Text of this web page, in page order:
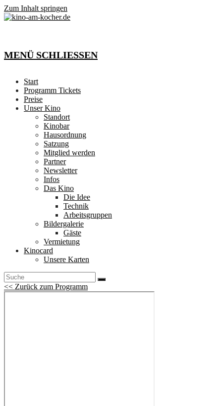
Zum Inhalt springen
MENÜ SCHLIESSEN
Start
Programm Tickets
Preise
Unser Kino
Standort
Kinobar
Hausordnung
Satzung
Mitglied werden
Partner
Newsletter
Infos
Das Kino
Die Idee
Technik
Arbeitsgruppen
Bildergalerie
Gäste
Vermietung
Kinocard
Unsere Karten
<< Zurück zum Programm